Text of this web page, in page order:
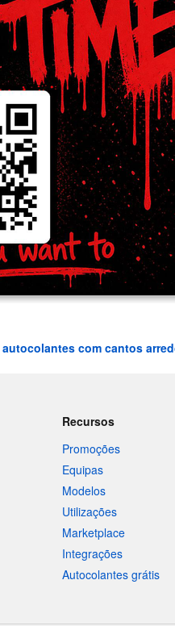
autocolantes com cantos
Recursos
Promoções
Equipas
Modelos
Utilizações
Marketplace
Integrações
Autocolantes grátis